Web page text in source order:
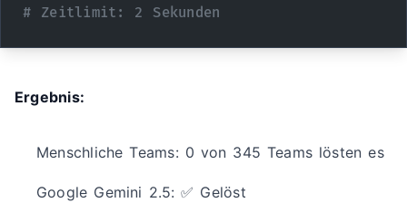
# Zeitlimit: 2 Sekunden
Ergebnis:
Menschliche Teams: 0 von 345 Teams lösten es
Google Gemini 2.5: ✅ Gelöst